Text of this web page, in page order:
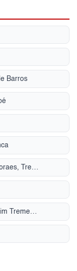
Barros
Avenida Senadorua Jose Ermirio De Moraes, Tremembé
Rua Professora Maria Hosni Cury, Jardim Tremembé